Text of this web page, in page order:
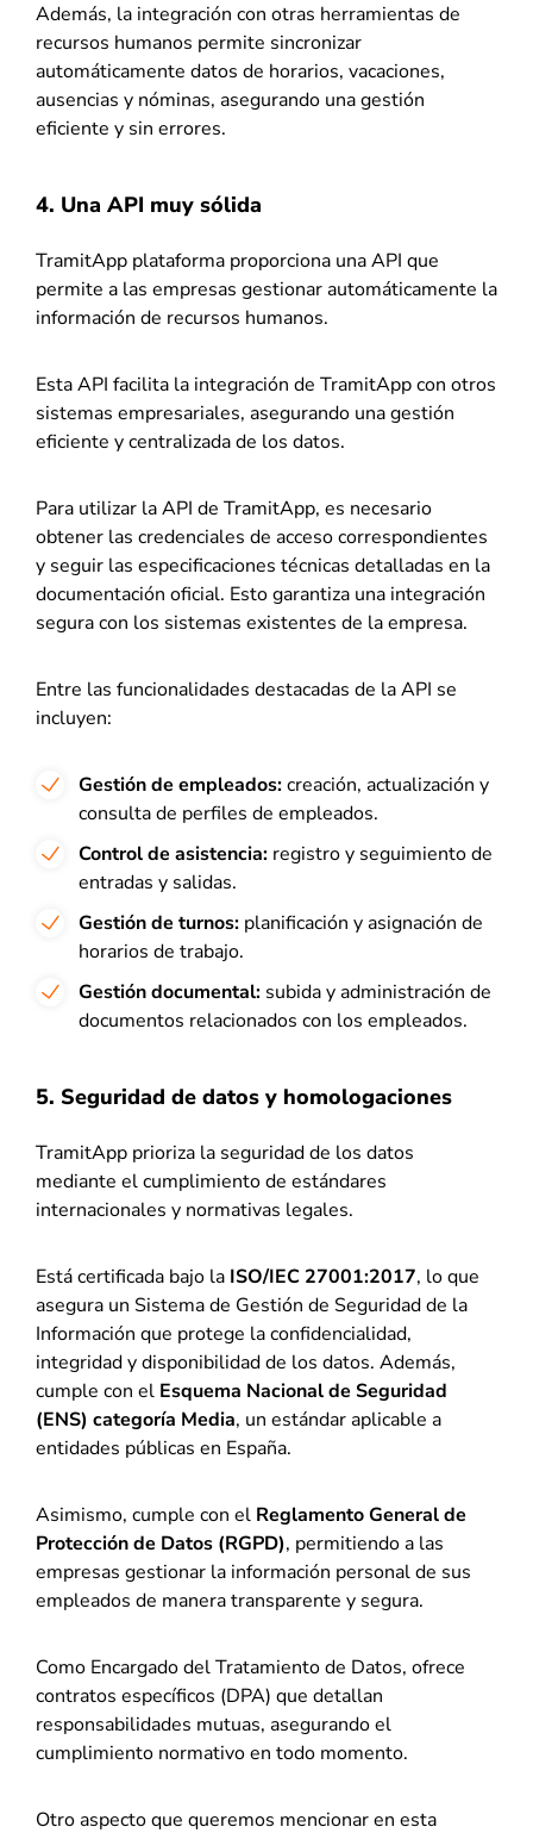
Además, la integración con otras herramientas de
recursos humanos permite sincronizar
automáticamente datos de horarios, vacaciones,
ausencias y nóminas, asegurando una gestión
eficiente y sin errores.
4. Una API muy sólida
TramitApp plataforma proporciona una API que
permite a las empresas gestionar automáticamente la
información de recursos humanos.
Esta API facilita la integración de TramitApp con otros
sistemas empresariales, asegurando una gestión
eficiente y centralizada de los datos.
Para utilizar la API de TramitApp, es necesario
obtener las credenciales de acceso correspondientes
y seguir las especificaciones técnicas detalladas en la
documentación oficial. Esto garantiza una integración
segura con los sistemas existentes de la empresa.
Entre las funcionalidades destacadas de la API se
incluyen:
Gestión de empleados:creación, actualización y
consulta de perfiles de empleados.
Control de asistencia: registro y seguimiento de
entradas y salidas.
Gestión de turnos: planificación y asignación de
horarios de trabajo.
Gestión documental: subida y administración de
documentos relacionados con los empleados.
5. Seguridad de datos y homologaciones
TramitApp prioriza la seguridad de los datos
mediante el cumplimiento de estándares
internacionales y normativas legales.
Está certificada bajo la ISO/IEC 27001:2017, lo que
asegura un Sistema de Gestión de Seguridad de la
Información que protege la confidencialidad,
integridad y disponibilidad de los datos. Además,
cumple con el Esquema Nacional de Seguridad
(ENS) categoría Media, un estándar aplicable a
entidades públicas en España.
Asimismo, cumple con el Reglamento General de
Protección de Datos (RGPD), permitiendo a las
empresas gestionar la información personal de sus
empleados de manera transparente y segura.
Como Encargado del Tratamiento de Datos, ofrece
contratos específicos (DPA) que detallan
responsabilidades mutuas, asegurando el
cumplimiento normativo en todo momento.
Otro aspecto que queremos mencionar en esta